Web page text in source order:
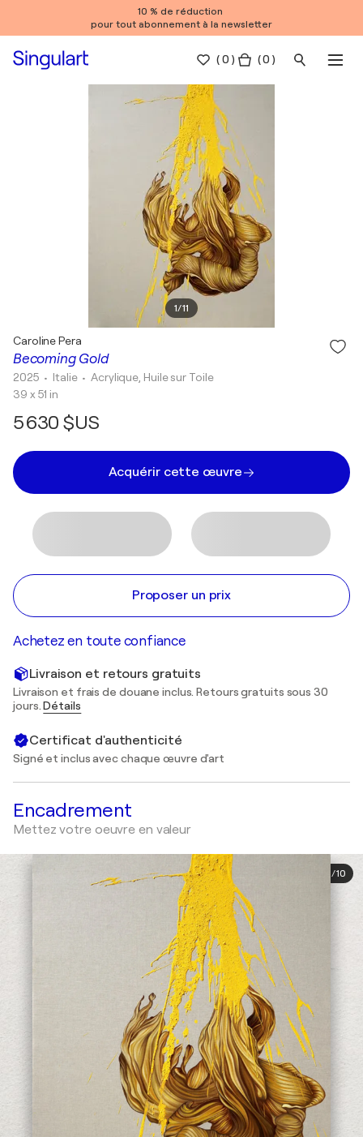
10 % de réduction
pour tout abonnement à la newsletter
(0 ) ( 0 )
1/11
Becoming Gold
Caroline Pera
2025 • Italie •Acrylique, Huile sur Toile
39 x 51 in
5 630 $US
Acquérir cette œuvre
Proposer un prix
Achetez en toute confiance
Livraison et retours gratuits
Livraison et frais de douane inclus. Retours gratuits sous 30
jours.Détails
Certificat d'authenticité
Signé et inclus avec chaque œuvre d'art
Encadrement
Mettez votre oeuvre en valeur
1/10